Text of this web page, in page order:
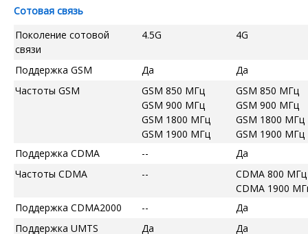
Сотовая связь
Поколение сотовой
связи
4.5G 4G
Поддержка GSM Да
Да
Частоты GSM
GSM 850 МГц
GSM 900 МГц
GSM 1800 МГц
GSM 1900 МГц
GSM 850 МГц
GSM 900 МГц
GSM 1800 МГц
GSM 1900 МГц
Поддержка CDMA
--
Да
Частоты CDMA
--
CDMA 800 МГц
CDMA 1900
Поддержка CDMA2000
--
Да
Поддержка UMTS
Да
Да